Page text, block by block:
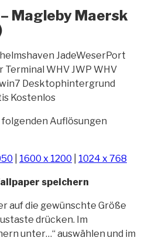
Magleby Maersk
Auflösungen
1600 x 1200 1024 x 768
speichern
auf die gewünschte Größe
drücken. Im
unter…“ auswählen und im